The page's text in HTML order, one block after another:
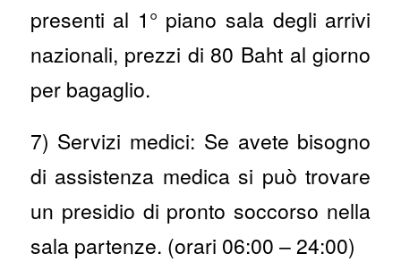
presenti al 1° piano sala degli arrivi
nazionali, prezzi di 80 Baht al giorno
per bagaglio.
7) Servizi medici: Se avete bisogno
di assistenza medica si può trovare
un presidio di pronto soccorso nella
sala partenze. (orari 06:00 – 24:00)